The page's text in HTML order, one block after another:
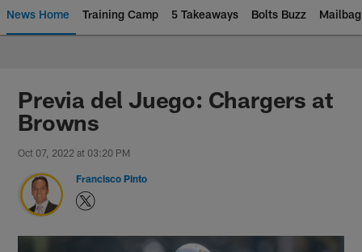
News Home Training Camp 5 Takeaways Bolts Buzz Mailbag
Chargers Official Site | Los
Previa del Juego: Chargers at
Browns
Oct 07, 2022 at 03:20 PM
Francisco Pinto